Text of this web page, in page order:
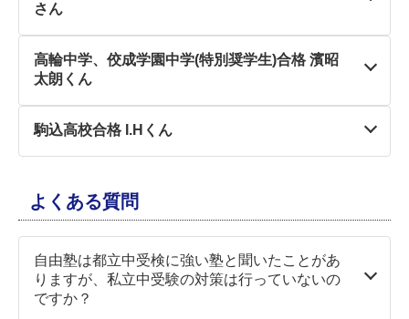
娘は小３の夏休みから自由塾に通い、結果として適
麗澤中(特待)の合格をいただくことができました。
マイペース過ぎて６年生になってもなかなか本気エ
ンジンがかからずハラハラする場面もありました
が、自由塾が大好きで塾に行きたくないとは一度も
言うことなく、親としては本当に勉強しているのか
指導いただいたことで、適性検査と私立型の二刀流
をこなすことができ、塾長がおっしゃっているよう
に、まさにコスパ・タイパが良すぎる受験生期間だ
ったと思います。
中学受験は課金ゲームという話もよく聞きますが、
決してそうではないのだと実感しました。
さん
ず、公立に進むものと思っていました。
5年生の3学期、突然娘から「受験したい！」と。
んな友だちと出会いたいという気持ちが芽生えたこ
とが動機のようでした。
とはいえ、もう受験まで1年しかない…このタイミ
探して相談したのが自由塾でした。すぐに面談して
いただき、「大丈夫ですよ、早速体験に来てみませ
んか」と言っていただけた時は安堵しました。
周囲よりスタートが遅く時間が足りない分、週4で
塾に通いました。初めはリズムに慣れるまでは大変
だったと思います。
ほかにも夏期・冬期講習、終盤は土曜日も通塾して
高輪中学、佼成学園中学(特別奨学生)合格 濱昭
太朗くん
でつまずき、一早く解決したい息子。
受け入れてくれたのが自由塾日暮里教室でした。
５年生になると同時に、ゆったりと2教科で通い始
その後すぐ彼の祖母（私の母）が亡くなり気抜けし
てしまい、学校説明会にも行けておらず、やっと重
い腰を上げて説明会に出かけたのが５年生の終わり
駒込高校合格 I.Hくん
れ通塾を続けております。
中1の2学期末、日々の生活、勉強、クラブチーム活
動が重なり、本人から「塾を辞めたい…」と相談が
ありました。
そこで完全に離れてしまうのではなく、髙松先生に
ご相談の上「得意な社会のみ週1回受講する」とい
よくある質問
自由塾は都立中受検に強い塾と聞いたことがあ
りますが、私立中受験の対策は行っていないの
ですか？